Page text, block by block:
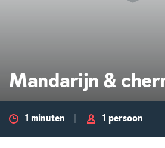
Mandarijn &
1 minuten 1 persoon